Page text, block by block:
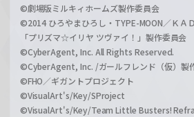
©劇場版ミルキィホームズ製作委員会
©2014 ひろやまひろし・TYPE-MOON／ＫＡ
「プリズマ☆イリヤ ツヴァイ！」製作委員会
©CyberAgent, Inc. All Rights Reserved.
©CyberAgent, Inc. /ガールフレンド（仮）製
©FHO／ギガントプロジェクト
©VisualArt's/Key/SProject
©VisualArt's/Key/Team Little Busters!